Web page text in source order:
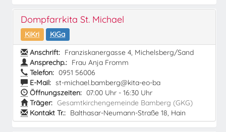
Dompfarrkita St. Michael
KiKri
KiGa
Anschrift: Franziskanergasse 4, Michelsberg/Sand
Ansprechp.: Frau Anja Fromm
Telefon: 0951 56006
E-Mail: st-michael.bamberg@kita-eo-ba
Öffnungszeiten: 07:00 Uhr - 16:30 Uhr
Träger: Gesamtkirchengemeinde Bamberg (GKG)
Kontakt Tr.: Balthasar-Neumann-Straße 18, Hain